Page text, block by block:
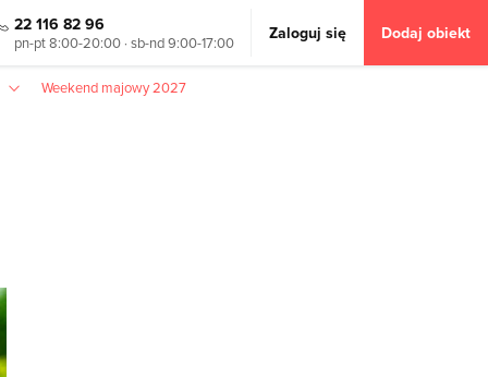
22 116 82 96
pn-pt 8:00-20:00 · sb-nd 9:00-17:00 Zaloguj się Dodaj obiekt
Weekend majowy 2027